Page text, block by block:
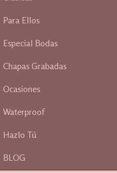
Para Ellos
Especial Bodas
Chapas Grabadas
Ocasiones
Waterproof
Hazlo Tú
BLOG